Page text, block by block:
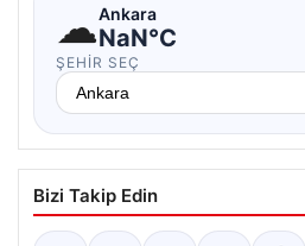
☁Ankara
NaN°C
ŞEHIR SEÇ
Bizi Takip Edin